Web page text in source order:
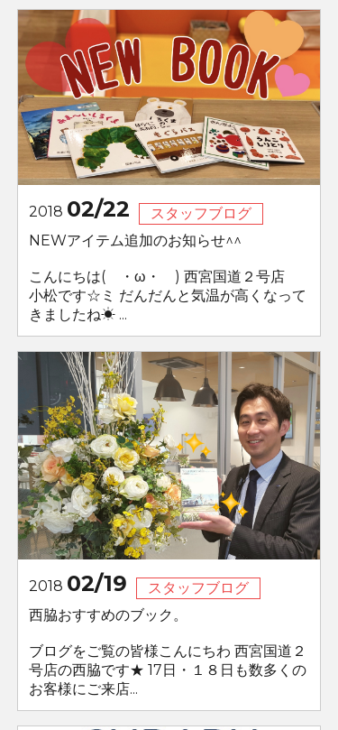
2018 02/22
スタッフブログ
NEWアイテム追加のお知らせ^^
こんにちは( ・ω・ ) 西宮国道２号店
小松です☆ミ だんだんと気温が高くなって
きましたね☀ ...
2018 02/19
スタッフブログ
西脇おすすめのブック。
ブログをご覧の皆様こんにちわ 西宮国道２
号店の西脇です★ 17日・１８日も数多くの
お客様にご来店...